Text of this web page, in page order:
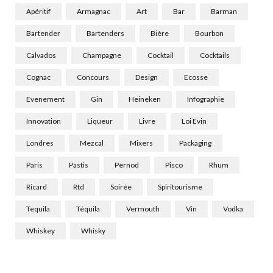
Apéritif Armagnac Art Bar Barman
Bartender Bartenders Bière Bourbon
Calvados Champagne Cocktail Cocktails
Cognac Concours Design Ecosse
Evenement Gin Heineken Infographie
Innovation Liqueur Livre Loi Evin
Londres Mezcal Mixers Packaging
Paris Pastis Pernod Pisco Rhum
Ricard Rtd Soirée Spiritourisme
Tequila Téquila Vermouth Vin Vodka
Whiskey Whisky